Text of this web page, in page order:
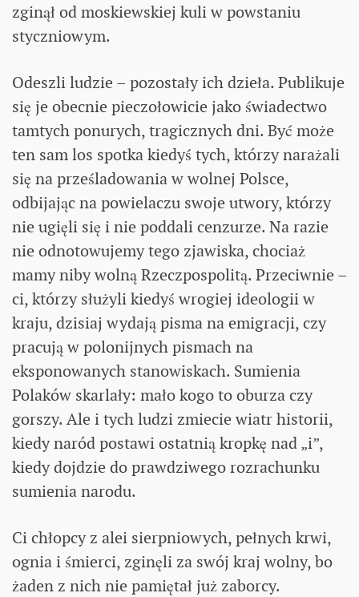
zginął od moskiewskiej kuli w powstaniu
styczniowym.
Odeszli ludzie – pozostały ich dzieła. Publikuje
się je obecnie pieczołowicie jako świadectwo
tamtych ponurych, tragicznych dni. Być może
ten sam los spotka kiedyś tych, którzy narażali
się na prześladowania w wolnej Polsce,
odbijając na powielaczu swoje utwory, którzy
nie ugięli się i nie poddali cenzurze. Na razie
nie odnotowujemy tego zjawiska, chociaż
mamy niby wolną Rzeczpospolitą. Przeciwnie –
ci, którzy służyli kiedyś wrogiej ideologii w
kraju, dzisiaj wydają pisma na emigracji, czy
pracują w polonijnych pismach na
eksponowanych stanowiskach. Sumienia
Polaków skarlały: mało kogo to oburza czy
gorszy. Ale i tych ludzi zmiecie wiatr historii,
kiedy naród postawi ostatnią kropkę nad „i”,
kiedy dojdzie do prawdziwego rozrachunku
sumienia narodu.
Ci chłopcy z alei sierpniowych, pełnych krwi,
ognia i śmierci, zginęli za swój kraj wolny, bo
żaden z nich nie pamiętał już zaborcy.